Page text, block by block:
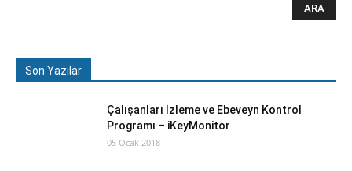
Son Yazılar
Çalışanları İzleme ve Ebeveyn Kontrol
Programı – iKeyMonitor
05 Ocak 2018